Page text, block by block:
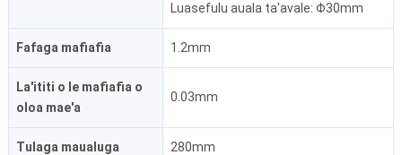
Luasefulu auala ta'avale: Φ30mm
Fafaga mafiafia 1.2mm
La'ititi o le mafiafia o
oloa mae'a
0.03mm
Tulaga maualuga 280mm